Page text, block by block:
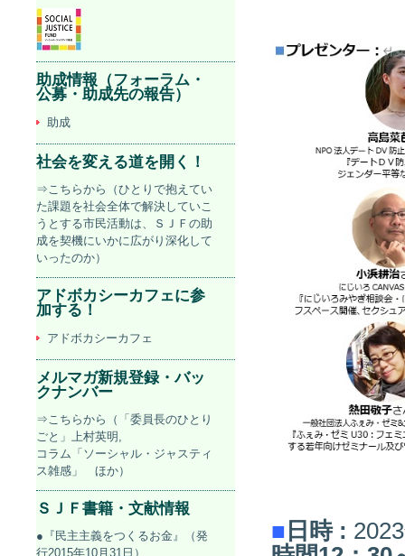
■ 日時 :
助成情報（フォーラム・
公募・助成先の報告）
助成
社会を変える道を開く！
⇒こちらから（ひとりで抱えてい
た課題を社会全体で解決していこ
うとする市民活動は、ＳＪＦの助
成を契機にいかに広がり深化して
いったのか）
アドボカシーカフェに参
加する！
アドボカシーカフェ
メルマガ新規登録・バッ
クナンバー
⇒こちらから（「委員長のひとり
ごと」上村英明,
コラム「ソーシャル・ジャスティ
ス雑感」 ほか）
ＳＪＦ書籍・文献情報
●『民主主義をつくるお金』（発
行2015年10月31日）